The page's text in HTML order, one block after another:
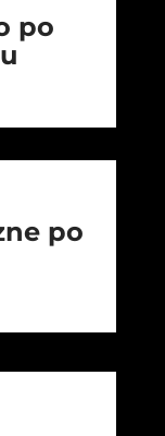
po
po